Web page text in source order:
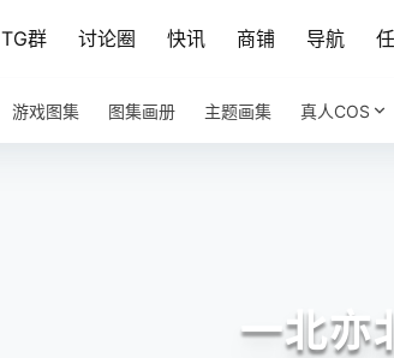
TG群 讨论圈 快讯 商铺 导航
游戏图集 图集画册 主题画集 真人COS
一北亦